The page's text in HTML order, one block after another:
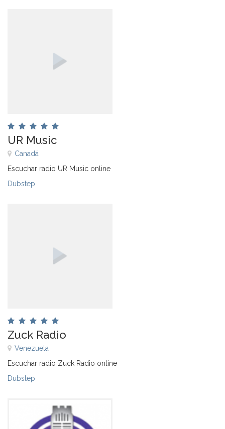
UR Music
Canadá
Escuchar radio UR Music online
Dubstep
Zuck Radio
Venezuela
Escuchar radio Zuck Radio online
Dubstep